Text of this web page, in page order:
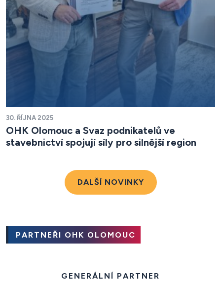
30. ŘÍJNA 2025
OHK Olomouc a Svaz podnikatelů ve
stavebnictví spojují síly pro silnější region
DALŠÍ NOVINKY
PARTNEŘI OHK OLOMOUC
GENERÁLNÍ PARTNER